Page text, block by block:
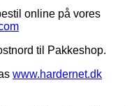
online på vores
til Pakkeshop.
www.hardernet.dk